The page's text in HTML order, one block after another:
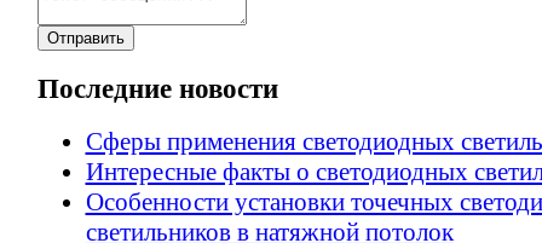
Последние новости
Сферы применения светодиодных
Интересные факты о светодиодных
Особенности установки точечных
светильников в натяжной потолок